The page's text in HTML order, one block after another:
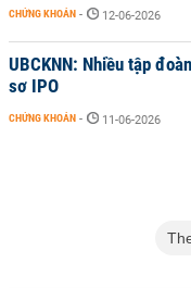
CHỨNG KHOÁN - 12-06-2026
UBCKNN: Nhiều tập
sơ IPO
CHỨNG KHOÁN - 11-06-2026